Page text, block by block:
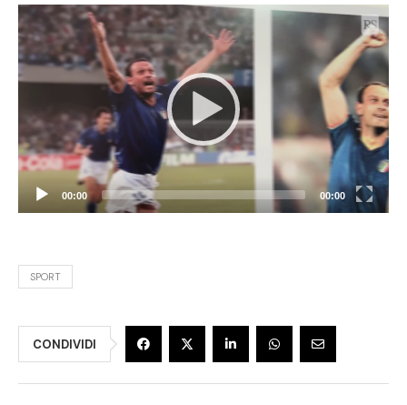
Video
Player
00:00 00:00
SPORT
CONDIVIDI